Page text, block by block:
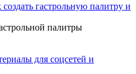
гастрольную палитру и
палитры